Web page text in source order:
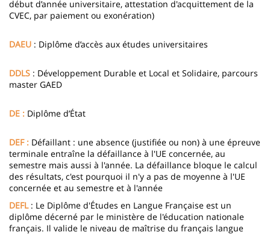
début d’année universitaire, attestation d'acquittement de la
CVEC, par paiement ou exonération)
DAEU : Diplôme d’accès aux études universitaires
DDLS : Développement Durable et Local et Solidaire, parcours
master GAED
DE : Diplôme d’État
DEF : Défaillant : une absence (justifiée ou non) à une épreuve
terminale entraîne la défaillance à l'UE concernée, au
semestre mais aussi à l'année. La défaillance bloque le calcul
des résultats, c'est pourquoi il n'y a pas de moyenne à l'UE
concernée et au semestre et à l'année
DEFL : Le Diplôme d'Études en Langue Française est un
diplôme décerné par le ministère de l'éducation nationale
français. Il valide le niveau de maîtrise du français langue